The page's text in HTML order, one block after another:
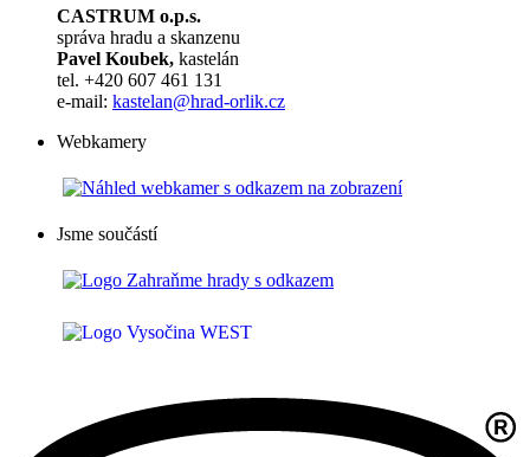
CASTRUM o.p.s.
správa hradu a skanzenu
Pavel Koubek, kastelán
tel. +420 607 461 131
e-mail: kastelan@hrad-orlik.cz
Webkamery
Jsme součástí